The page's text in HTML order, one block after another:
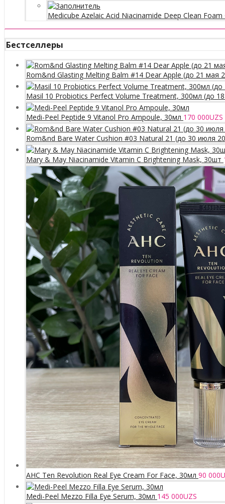
Medicube Azelaic Acid Niacinamide Deep Clean Foam
Бестселлеры
Rom&nd Glasting Melting Balm #14 Dear Apple (до 21 мая
Masil 10 Probiotics Perfect Volume Treatment, 300мл (до
Medi-Peel Peptide 9 Vitanol Pro Ampoule, 30мл 170 000UZS
Rom&nd Bare Water Cushion #03 Natural 21 (до 30 июля
Mary & May Niacinamide Vitamin C Brightening Mask, 30шт
AHC Ten Revolution Real Eye Cream For Face, 30мл 90 000
Medi-Peel Mezzo Filla Eye Serum, 30мл 145 000UZS